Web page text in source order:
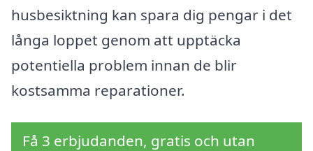
husbesiktning kan spara dig pengar i det
långa loppet genom att upptäcka
potentiella problem innan de blir
kostsamma reparationer.
Få 3 erbjudanden, gratis och utan